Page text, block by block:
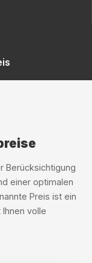
Berücksichtigung
einer optimalen
Preis ist ein
volle